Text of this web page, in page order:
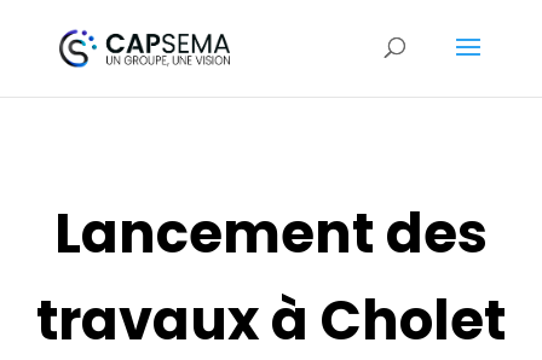
Lancement des
travaux à Cholet